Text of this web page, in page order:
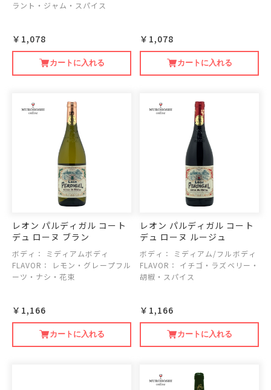
ラント・ジャム・スパイス
￥1,078
カートに入れる
￥1,078
カートに入れる
レオン パルディガル コート
デュ ローヌ ブラン
ボディ：
ミディアムボディ
FLAVOR：
レモン・グレープフル
ーツ・ナシ・花束
￥1,166
カートに入れる
レオン パルディガル コート
デュ ローヌ ルージュ
ボディ：
ミディアム/フルボディ
FLAVOR：
イチゴ・ラズベリー・
胡椒・スパイス
￥1,166
カートに入れる